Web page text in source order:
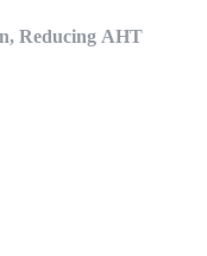
Reducing AHT